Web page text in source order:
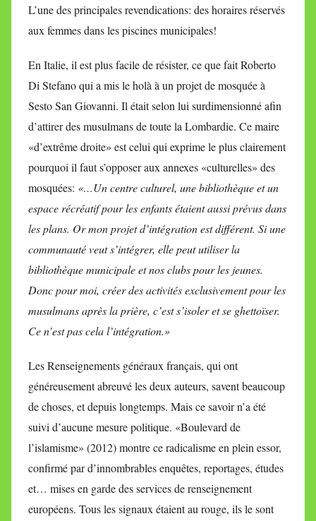
L’une des principales revendications: des horaires réservés
aux femmes dans les piscines municipales!
En Italie, il est plus facile de résister, ce que fait Roberto
Di Stefano qui a mis le holà à un projet de mosquée à
Sesto San Giovanni. Il était selon lui surdimensionné afin
d’attirer des musulmans de toute la Lombardie. Ce maire
«d’extrême droite» est celui qui exprime le plus clairement
pourquoi il faut s’opposer aux annexes «culturelles» des
mosquées: «…Un centre culturel, une bibliothèque et un
espace récréatif pour les enfants étaient aussi prévus dans
les plans. Or mon projet d’intégration est différent. Si une
communauté veut s’intégrer, elle peut utiliser la
bibliothèque municipale et nos clubs pour les jeunes.
Donc pour moi, créer des activités exclusivement pour les
musulmans après la prière, c’est s’isoler et se ghettoïser.
Ce n’est pas cela l’intégration.»
Les Renseignements généraux français, qui ont
généreusement abreuvé les deux auteurs, savent beaucoup
de choses, et depuis longtemps. Mais ce savoir n’a été
suivi d’aucune mesure politique. «Boulevard de
l’islamisme» (2012) montre ce radicalisme en plein essor,
confirmé par d’innombrables enquêtes, reportages, études
et… mises en garde des services de renseignement
européens. Tous les signaux étaient au rouge, ils le sont